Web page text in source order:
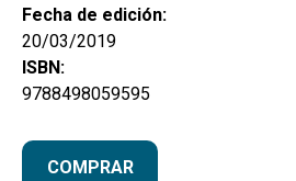
Fecha de edición:
20/03/2019
ISBN:
9788498059595
COMPRAR